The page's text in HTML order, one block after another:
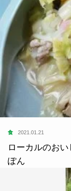
食 2021.01.21
ローカルのお
ぽん